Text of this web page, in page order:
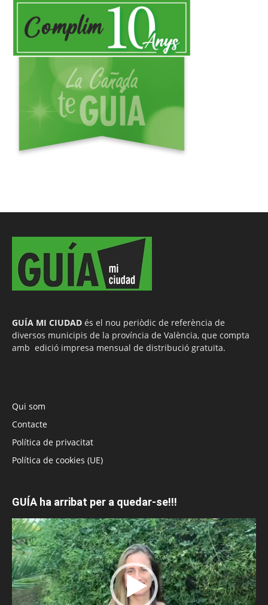
GUÍA MI CIUDAD és el nou periòdic de referència de
diversos municipis de la província de València, que compta
amb edició impresa mensual de distribució gratuïta.
Qui som
Contacte
Política de privacitat
Política de cookies (UE)
GUÍA ha arribat per a quedar-se!!!
Reproductor
de
vídeo